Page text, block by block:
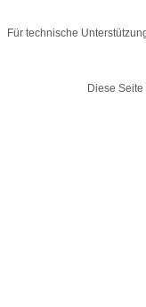
Für technische
Diese